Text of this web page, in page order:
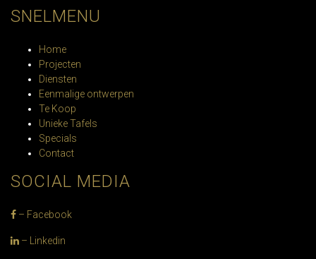
SNELMENU
Home
Projecten
Diensten
Eenmalige ontwerpen
Te Koop
Unieke Tafels
Specials
Contact
SOCIAL MEDIA
– Facebook
– Linkedin